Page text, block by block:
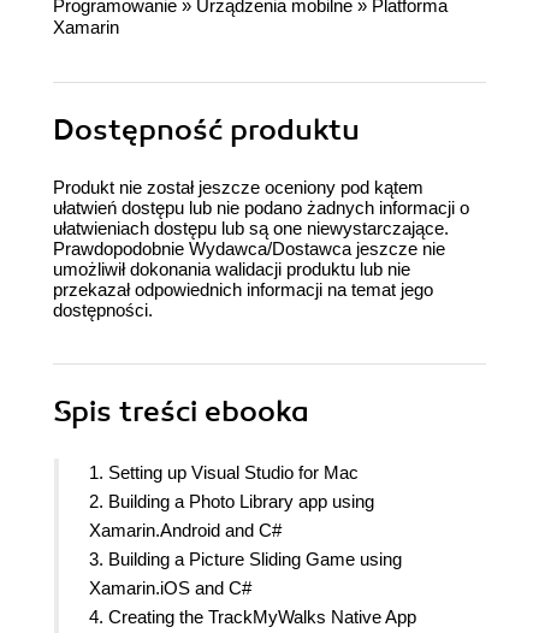
Programowanie » Urządzenia mobilne » Platforma
Xamarin
Dostępność produktu
Produkt nie został jeszcze oceniony pod kątem
ułatwień dostępu lub nie podano żadnych informacji o
ułatwieniach dostępu lub są one niewystarczające.
Prawdopodobnie Wydawca/Dostawca jeszcze nie
umożliwił dokonania walidacji produktu lub nie
przekazał odpowiednich informacji na temat jego
dostępności.
Spis treści ebooka
1. Setting up Visual Studio for Mac
2. Building a Photo Library app using
Xamarin.Android and C#
3. Building a Picture Sliding Game using
Xamarin.iOS and C#
4. Creating the TrackMyWalks Native App